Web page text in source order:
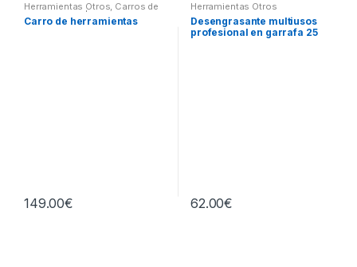
Herramientas Otros, Carros de
Herramientas | Bancos
Carro de herramientas
149.00€
Herramientas Otros
Desengrasante multiusos
profesional en garrafa 25
62.00€